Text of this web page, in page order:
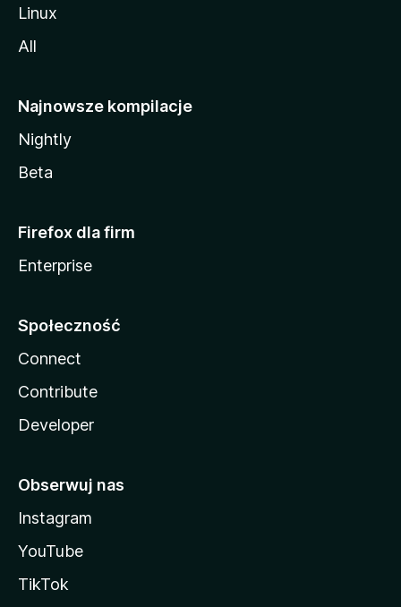
Linux
All
Najnowsze kompilacje
Nightly
Beta
Firefox dla firm
Enterprise
Społeczność
Connect
Contribute
Developer
Obserwuj nas
Instagram
YouTube
TikTok